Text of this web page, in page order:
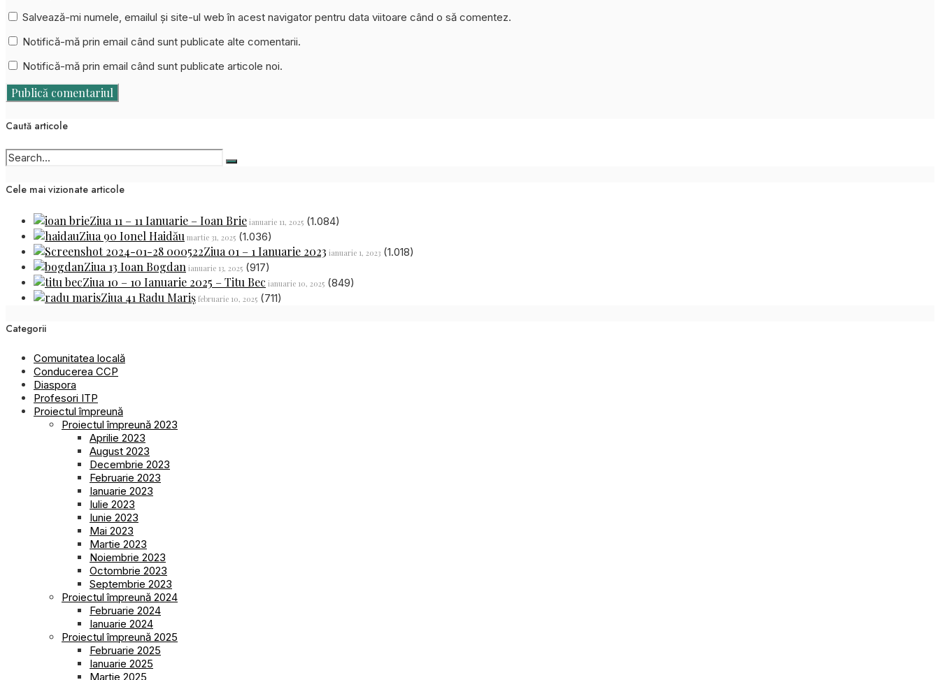
Salvează-mi numele, emailul și site-ul web în acest navigator pentru data viitoare când o să comentez.
Notifică-mă prin email când sunt publicate alte comentarii.
Notifică-mă prin email când sunt publicate articole noi.
Caută articole
Cele mai vizionate articole
Ziua 11 – 11 Ianuarie – Ioan Brie ianuarie 11, 2025 (1.084)
Ziua 90 Ionel Haidău martie 31, 2025 (1.036)
Ziua 01 – 1 Ianuarie 2023 ianuarie 1, 2023 (1.018)
Ziua 13 Ioan Bogdan ianuarie 13, 2025 (917)
Ziua 10 – 10 Ianuarie 2025 – Titu Bec ianuarie 10, 2025 (849)
Ziua 41 Radu Mariș februarie 10, 2025 (711)
Categorii
Comunitatea locală
Conducerea CCP
Diaspora
Profesori ITP
Proiectul împreună
Proiectul împreună 2023
Aprilie 2023
August 2023
Decembrie 2023
Februarie 2023
Ianuarie 2023
Iulie 2023
Iunie 2023
Mai 2023
Martie 2023
Noiembrie 2023
Octombrie 2023
Septembrie 2023
Proiectul împreună 2024
Februarie 2024
Ianuarie 2024
Proiectul împreună 2025
Februarie 2025
Ianuarie 2025
Martie 2025